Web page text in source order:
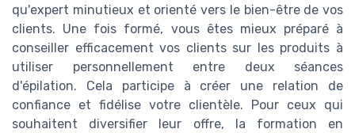
qu'expert minutieux et orienté vers le bien-être de vos
clients. Une fois formé, vous êtes mieux préparé à
conseiller efficacement vos clients sur les produits à
utiliser personnellement entre deux séances
d'épilation. Cela participe à créer une relation de
confiance et fidélise votre clientèle. Pour ceux qui
souhaitent diversifier leur offre, la formation en